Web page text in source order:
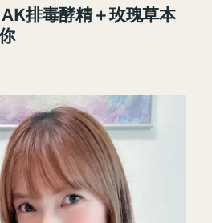
排毒酵精＋玫瑰草本